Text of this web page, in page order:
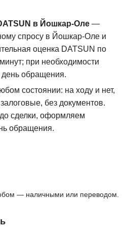
в Йошкар-Оле—
спросу в Йошкар-Оле и
оценка DATSUN по
при необходимости
день обращения.
состоянии: на ходу и нет,
без документов.
сделки, оформляем
обращения.
— наличными или переводом.